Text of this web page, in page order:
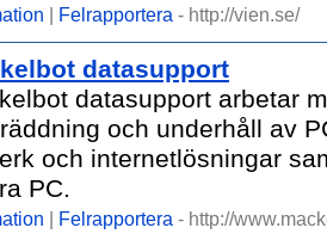
| Felrapportera - http://vien.se/
datasupport
datasupport arbetar
och underhåll av
och internetlösningar
PC.
| Felrapportera - http://